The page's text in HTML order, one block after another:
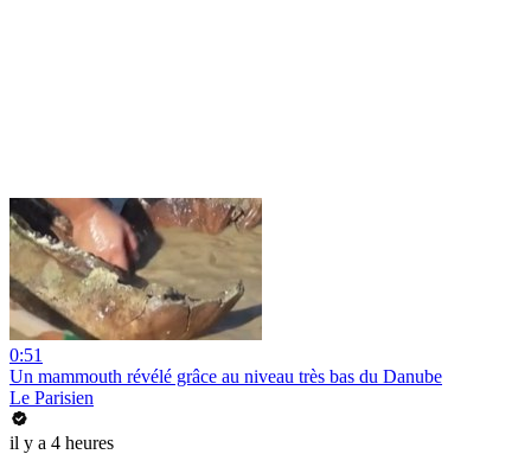
0:51
Un mammouth révélé grâce au niveau très bas du Danube
Le Parisien
il y a 4 heures